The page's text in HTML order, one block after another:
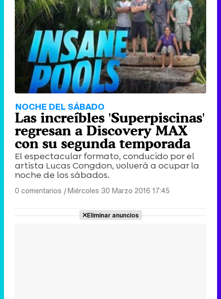
NOCHE DEL SÁBADO
Las increíbles 'Superpiscinas'
regresan a Discovery MAX
con su segunda temporada
El espectacular formato, conducido por el
artista Lucas Congdon, volverá a ocupar la
noche de los sábados.
0 comentarios |Miércoles 30 Marzo 2016 17:45
Eliminar anuncios